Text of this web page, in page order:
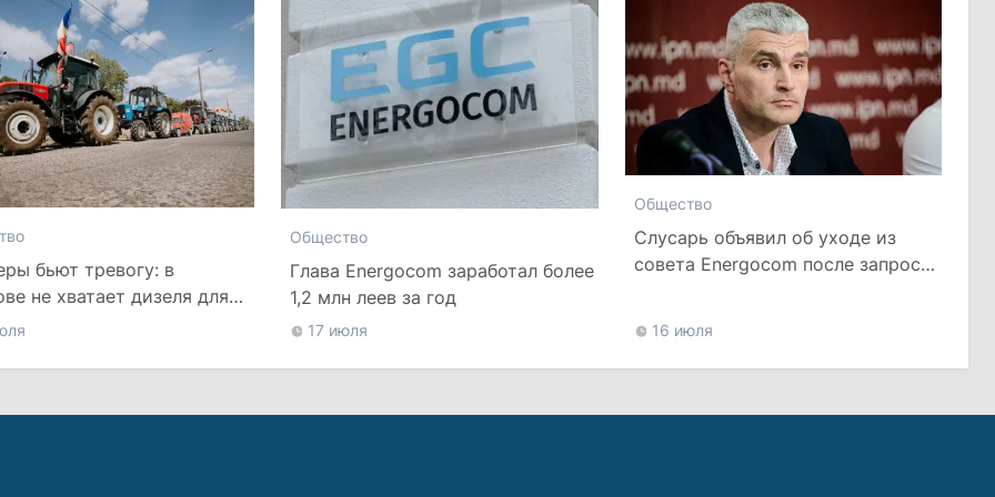
бьют тревогу: в
не хватает дизеля для
работ
Общество
Глава Energocom заработал более
1,2 млн леев за год
17 июля
Общество
Слусарь объявил об уходе из
совета Energocom после запроса
16 июля